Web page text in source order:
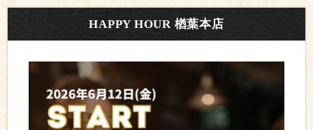
HAPPY HOUR 楢葉本店